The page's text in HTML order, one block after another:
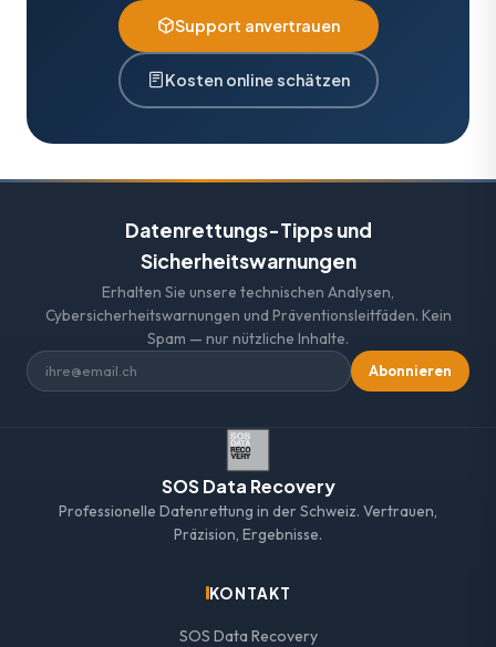
Support anvertrauen
Kosten online schätzen
Datenrettungs-Tipps und
Sicherheitswarnungen
Erhalten Sie unsere technischen Analysen,
Cybersicherheitswarnungen und Präventionsleitfäden. Kein
Spam — nur nützliche Inhalte.
Abonnieren
SOS Data Recovery
Professionelle Datenrettung in der Schweiz. Vertrauen,
Präzision, Ergebnisse.
KONTAKT
SOS Data Recovery